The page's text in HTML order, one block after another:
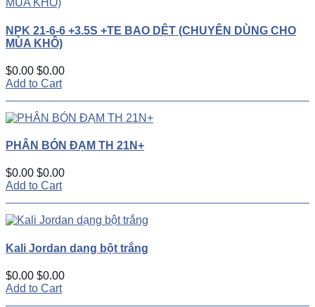
NPK 21-6-6 +3.5S +TE BAO DỆT (CHUYÊN DÙNG CHO
MÙA KHÔ)
$0.00 $0.00
Add to Cart
PHÂN BÓN ĐẠM TH 21N+
$0.00 $0.00
Add to Cart
Kali Jordan dạng bột trắng
$0.00 $0.00
Add to Cart